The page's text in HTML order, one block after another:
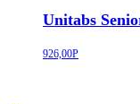
Unitabs
926,00Р